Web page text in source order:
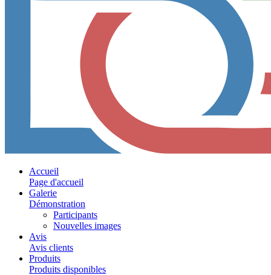
Accueil
Page d'accueil
Galerie
Démonstration
Participants
Nouvelles images
Avis
Avis clients
Produits
Produits disponibles